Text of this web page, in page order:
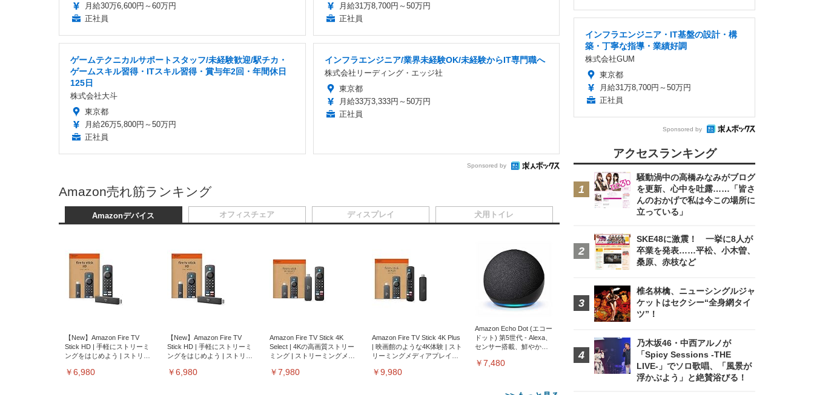
月給30万6,600円～60万円
正社員
月給31万8,700円～50万円
正社員
ゲームテクニカルサポートスタッフ/未経験歓迎/駅チカ・
ゲームスキル習得・ITスキル習得・賞与年2回・年間休日
125日
株式会社大斗
東京都
月給26万5,800円～50万円
正社員
インフラエンジニア/業界未経験OK/未経験からIT専門職へ
株式会社リーディング・エッジ社
東京都
月給33万3,333円～50万円
正社員
Sponsored by
Amazon売れ筋ランキング
Amazonデバイス
【New】Amazon Fire TV
Stick HD | 手軽にストリーミ
ングをはじめよう | ストリー
￥6,980
【New】Amazon Fire TV
Stick HD | 手軽にストリーミ
ングをはじめよう | ストリー
￥6,980
Amazon Fire TV Stick 4K
Select | 4Kの高画質ストリー
ミング | ストリーミングメデ
￥7,980
Amazon Fire TV Stick 4K Plus
| 映画館のような4K体験 | スト
リーミングメディアプレイヤ
￥9,980
Amazon Echo Dot (エコー
ドット) 第5世代 - Alexa、
センサー搭載、鮮やかな
￥7,480
オフィスチェア ディスプレイ 犬用トイレ
インフラエンジニア・IT基盤の設計・構
築・丁寧な指導・業績好調
株式会社GUM
東京都
月給31万8,700円～50万円
正社員
Sponsored by
アクセスランキング
騒動渦中の高橋みなみがブログ
を更新、心中を吐露……「皆さ
んのおかげで私は今この場所に
立っている」
SKE48に激震！ 一挙に8人が
卒業を発表……平松、小木曽、
桑原、赤枝など
椎名林檎、ニューシングルジャ
ケットはセクシー“全身網タイ
ツ”！
乃木坂46・中西アルノが
「Spicy Sessions -THE
LIVE-」でソロ歌唱、「風景が
浮かぶよう」と絶賛浴びる！